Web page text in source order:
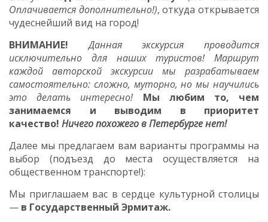
Оплачивается дополнительно!), откуда открывается
чудеснейший вид на город!
ВНИМАНИЕ! Данная экскурсия проводится
исключительно для наших туристов! Маршрут
каждой авторской экскурсии мы разрабатываем
самостоятельно: сложно, муторно, но мы научились
это делать интересно! Мы любим то, чем
занимаемся и выводим в приоритет
качество! Ничего похожего в Петербурге нет!
Далее мы предлагаем вам варианты программы на
выбор (подъезд до места осуществляется на
общественном транспорте!):
Мы приглашаем вас в сердце культурной столицы
— в Государственный Эрмитаж.